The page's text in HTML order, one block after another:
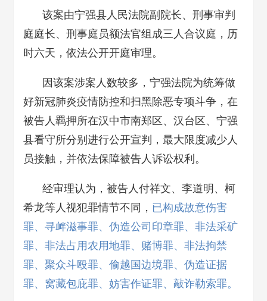
该案由宁强县人民法院副院长、刑事审判
庭庭长、刑事庭员额法官组成三人合议庭，历
时六天，依法公开开庭审理。
因该案涉案人数较多，宁强法院为统筹做
好新冠肺炎疫情防控和扫黑除恶专项斗争，在
被告人羁押所在汉中市南郑区、汉台区、宁强
县看守所分别进行公开宣判，最大限度减少人
员接触，并依法保障被告人诉讼权利。
经审理认为，被告人付祥文、李道明、柯
希龙等人视犯罪情节不同， 已构成故意伤害
罪、寻衅滋事罪、伪造公司印章罪、非法采矿
罪、非法占用农用地罪、赌博罪、非法拘禁
罪、聚众斗殴罪、偷越国边境罪、伪造证据
罪、窝藏包庇罪、妨害作证罪、敲诈勒索罪。